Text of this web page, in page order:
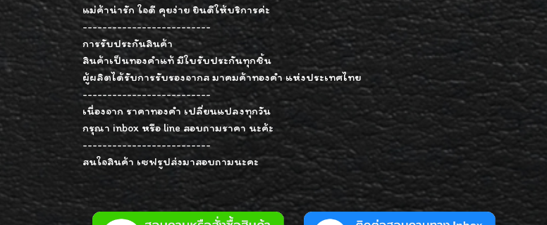
แม่ค้าน่ารัก ใจดี คุยง่าย ยินดีให้บริการค่ะ
--------------------------
การรับประกันสินค้า
สินค้าเป็นทองคำแท้ มีใบรับประกันทุกชิ้น
ผู้ผลิตได้รับการรับรองจากส มาคมค้าทองคำ แห่งประเทศไทย
--------------------------
เนื่องจาก ราคาทองคำ เปลี่ยนแปลงทุกวัน
กรุณา inbox หรือ line สอบถามราคา นะค้ะ
--------------------------
สนใจสินค้า เซฟรูปส่งมาสอบถามนะคะ